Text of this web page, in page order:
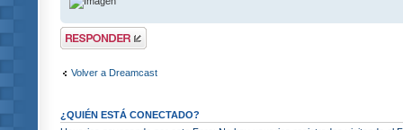
Publicar una
respuesta
Volver a Dreamcast
¿QUIÉN ESTÁ CONECTADO?